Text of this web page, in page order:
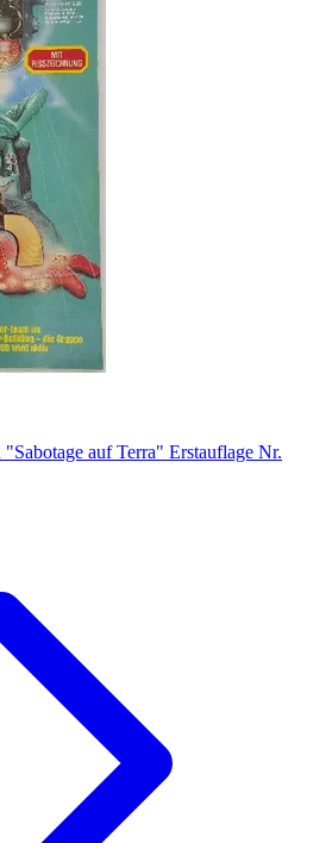
auf Terra" Erstauflage Nr.